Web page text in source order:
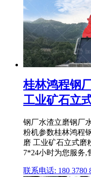
桂林鸿程钢
工业矿石立
钢厂水渣立磨钢厂
粉机参数桂林鸿程
磨 工业矿石立式磨
7*24小时为您服务,
联系电话: 180 3780